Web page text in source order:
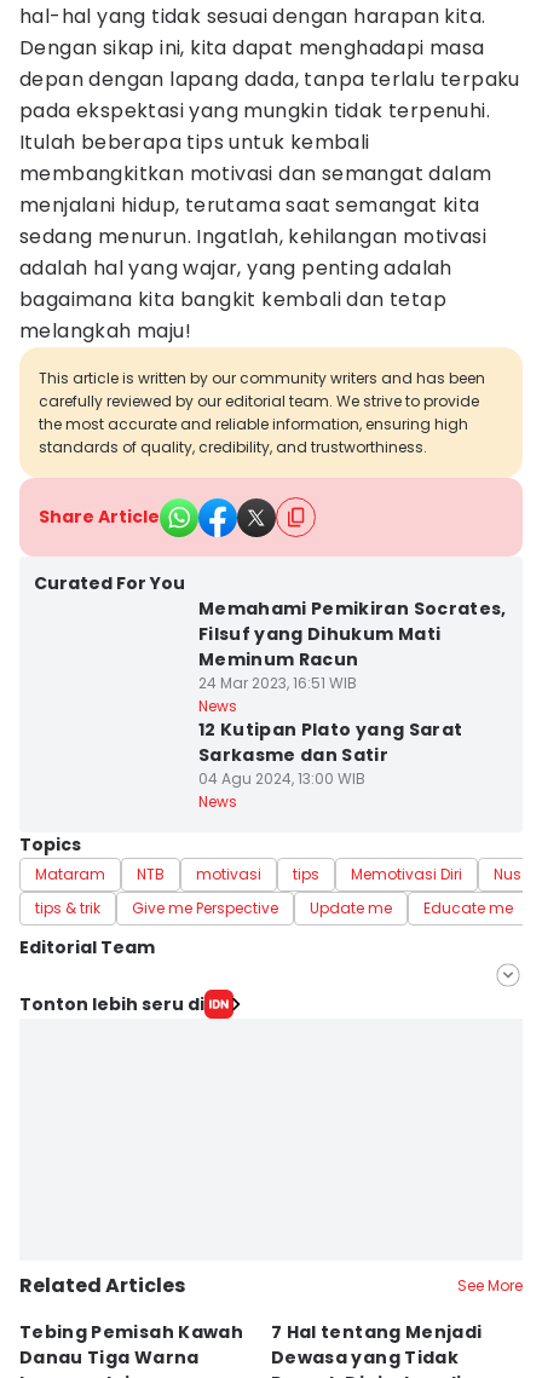
hal-hal yang tidak sesuai dengan harapan kita.
Dengan sikap ini, kita dapat menghadapi masa
depan dengan lapang dada, tanpa terlalu terpaku
pada ekspektasi yang mungkin tidak terpenuhi.
Itulah beberapa tips untuk kembali
membangkitkan motivasi dan semangat dalam
menjalani hidup, terutama saat semangat kita
sedang menurun. Ingatlah, kehilangan motivasi
adalah hal yang wajar, yang penting adalah
bagaimana kita bangkit kembali dan tetap
melangkah maju!
This article is written by our community writers and has been
carefully reviewed by our editorial team. We strive to provide
the most accurate and reliable information, ensuring high
standards of quality, credibility, and trustworthiness.
Share Article
Curated For You
Memahami Pemikiran Socrates,
Filsuf yang Dihukum Mati
Meminum Racun
24 Mar 2023, 16:51 WIB
News
12 Kutipan Plato yang Sarat
Sarkasme dan Satir
04 Agu 2024, 13:00 WIB
News
Topics
Mataram NTB motivasi tips Memotivasi Diri
Nusa
tips & trik
Give me Perspective Update me Educate me
Editorial Team
Editor
Tonton lebih seru di
Related Articles See More
Tebing Pemisah Kawah
Danau Tiga Warna
7 Hal tentang Menjadi
Dewasa yang Tidak